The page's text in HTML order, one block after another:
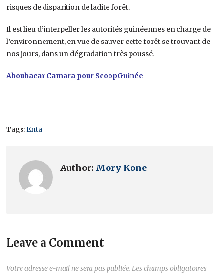
risques de disparition de ladite forêt.
Il est lieu d’interpeller les autorités guinéennes en charge de
l’environnement, en vue de sauver cette forêt se trouvant de
nos jours, dans un dégradation très poussé.
Aboubacar Camara pour ScoopGuinée
Tags:Enta
Author: Mory Kone
Leave a Comment
Votre adresse e-mail ne sera pas publiée. Les champs obligatoires